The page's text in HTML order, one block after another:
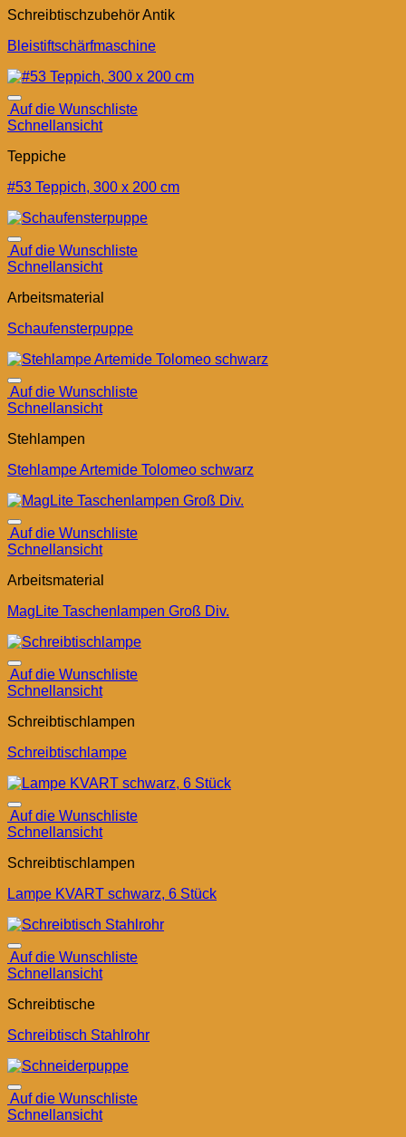
Schreibtischzubehör Antik
Bleistiftschärfmaschine
Auf die Wunschliste
Schnellansicht
Teppiche
#53 Teppich, 300 x 200 cm
Auf die Wunschliste
Schnellansicht
Arbeitsmaterial
Schaufensterpuppe
Auf die Wunschliste
Schnellansicht
Stehlampen
Stehlampe Artemide Tolomeo schwarz
Auf die Wunschliste
Schnellansicht
Arbeitsmaterial
MagLite Taschenlampen Groß Div.
Auf die Wunschliste
Schnellansicht
Schreibtischlampen
Schreibtischlampe
Auf die Wunschliste
Schnellansicht
Schreibtischlampen
Lampe KVART schwarz, 6 Stück
Auf die Wunschliste
Schnellansicht
Schreibtische
Schreibtisch Stahlrohr
Auf die Wunschliste
Schnellansicht